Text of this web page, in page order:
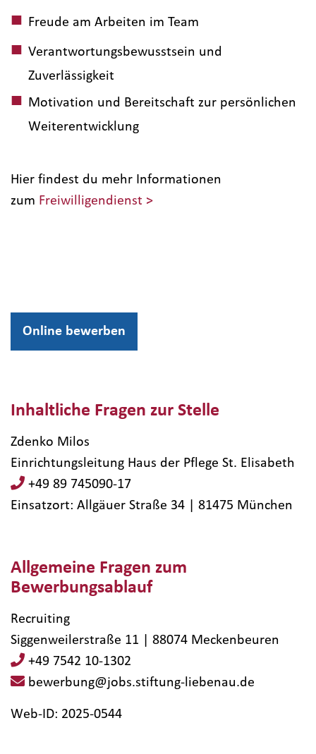
Freude am Arbeiten im Team
Verantwortungsbewusstsein und
Zuverlässigkeit
Motivation und Bereitschaft zur persönlichen
Weiterentwicklung
Hier findest du mehr Informationen
zum Freiwilligendienst >
Inhaltliche Fragen zur Stelle
Zdenko Milos
Einrichtungsleitung Haus der Pflege St. Elisabeth
+49 89 745090-17
Einsatzort: Allgäuer Straße 34 | 81475​ München
Allgemeine Fragen zum
Bewerbungsablauf
Recruiting
Siggenweilerstraße 11 | 88074 Meckenbeuren
+49 7542 10-1302
bewerbung@jobs.stiftung-liebenau.de
Web-ID: 2025-0544
Online bewerben